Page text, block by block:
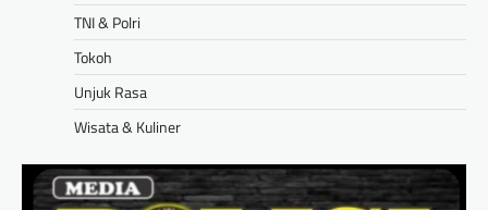
TNI & Polri
Tokoh
Unjuk Rasa
Wisata & Kuliner